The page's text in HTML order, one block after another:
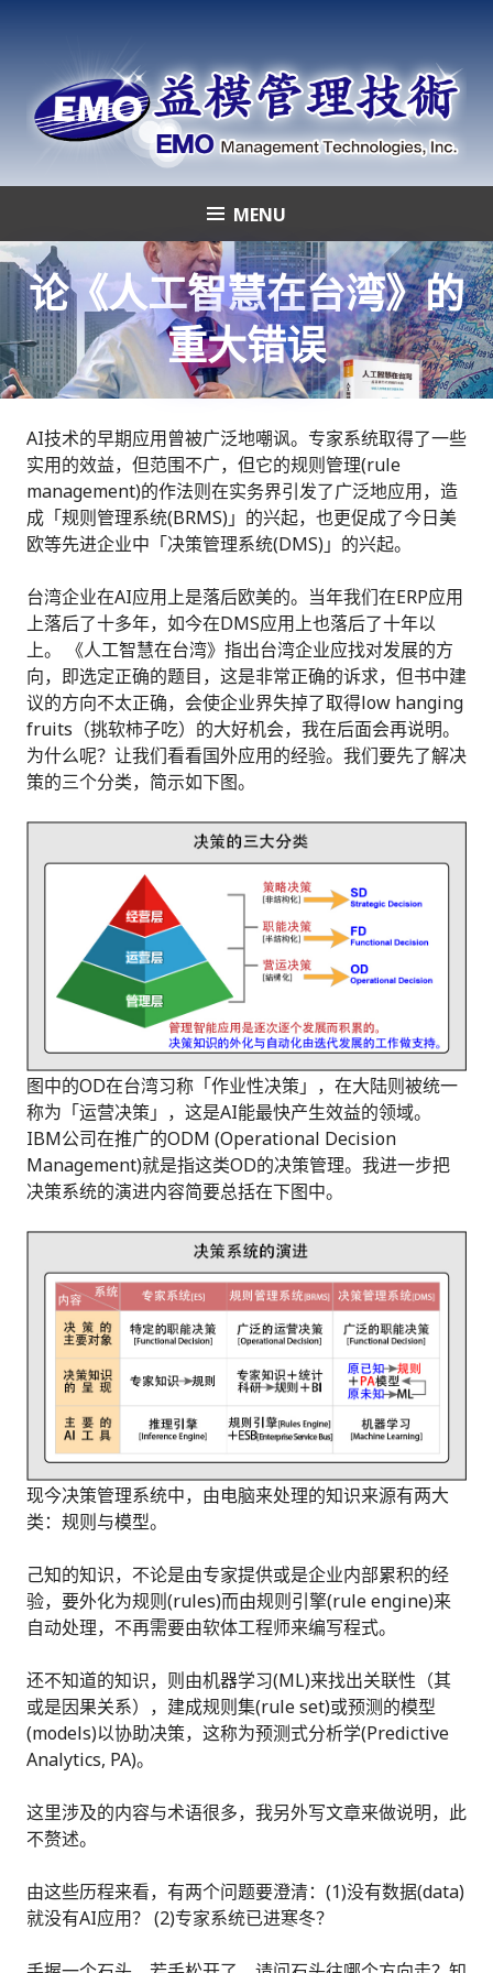
益模管理技術
MENU
论《人工智慧在台湾》的
重大错误
AI技术的早期应用曾被广泛地嘲讽。专家系统取得了一些
实用的效益，但范围不广，但它的规则管理(rule
management)的作法则在实务界引发了广泛地应用，造
成「规则管理系统(BRMS)」的兴起，也更促成了今日美
欧等先进企业中「决策管理系统(DMS)」的兴起。
台湾企业在AI应用上是落后欧美的。当年我们在ERP应用
上落后了十多年，如今在DMS应用上也落后了十年以
上。 《人工智慧在台湾》指出台湾企业应找对发展的方
向，即选定正确的题目，这是非常正确的诉求，但书中建
议的方向不太正确，会使企业界失掉了取得low hanging
fruits（挑软柿子吃）的大好机会，我在后面会再说明。
为什么呢？让我们看看国外应用的经验。我们要先了解决
策的三个分类，简示如下图。
图中的OD在台湾习称「作业性决策」，在大陆则被统一
称为「运营决策」，这是AI能最快产生效益的领域。
IBM公司在推广的ODM (Operational Decision
Management)就是指这类OD的决策管理。我进一步把
决策系统的演进内容简要总括在下图中。
现今决策管理系统中，由电脑来处理的知识来源有两大
类：规则与模型。
己知的知识，不论是由专家提供或是企业内部累积的经
验，要外化为规则(rules)而由规则引擎(rule engine)来
自动处理，不再需要由软体工程师来编写程式。
还不知道的知识，则由机器学习(ML)来找出关联性（其
或是因果关系），建成规则集(rule set)或预测的模型
(models)以协助决策，这称为预测式分析学(Predictive
Analytics, PA)。
这里涉及的内容与术语很多，我另外写文章来做说明，此
不赘述。
由这些历程来看，有两个问题要澄清：(1)没有数据(data)
就没有AI应用？ (2)专家系统已进寒冬？